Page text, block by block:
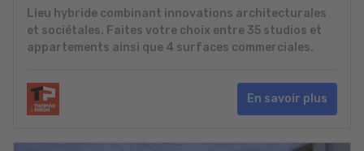
Lieu hybride combinant innovations architecturales
et sociétales. Faites votre choix entre 35 studios et
appartements ainsi que 4 surfaces commerciales.
En savoir plus